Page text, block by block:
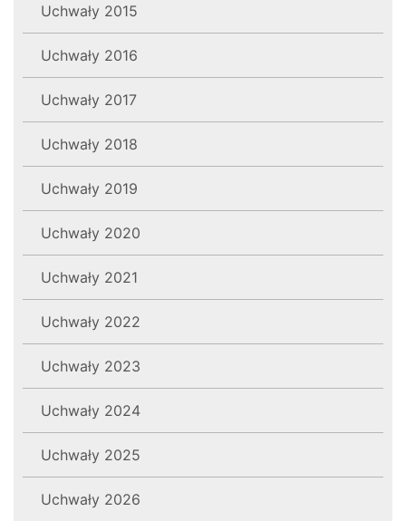
Uchwały 2015
Uchwały 2016
Uchwały 2017
Uchwały 2018
Uchwały 2019
Uchwały 2020
Uchwały 2021
Uchwały 2022
Uchwały 2023
Uchwały 2024
Uchwały 2025
Uchwały 2026